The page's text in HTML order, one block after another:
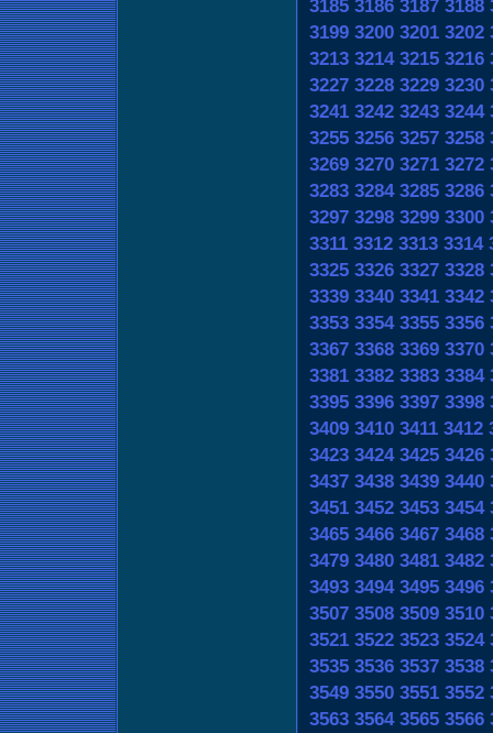
3185 3186 3187 3188
3199 3200 3201 3202
3213 3214 3215 3216
3227 3228 3229 3230
3241 3242 3243 3244
3255 3256 3257 3258
3269 3270 3271 3272
3283 3284 3285 3286
3297 3298 3299 3300
3311 3312 3313 3314
3325 3326 3327 3328
3339 3340 3341 3342
3353 3354 3355 3356
3367 3368 3369 3370
3381 3382 3383 3384
3395 3396 3397 3398
3409 3410 3411 3412
3423 3424 3425 3426
3437 3438 3439 3440
3451 3452 3453 3454
3465 3466 3467 3468
3479 3480 3481 3482
3493 3494 3495 3496
3507 3508 3509 3510
3521 3522 3523 3524
3535 3536 3537 3538
3549 3550 3551 3552
3563 3564 3565 3566